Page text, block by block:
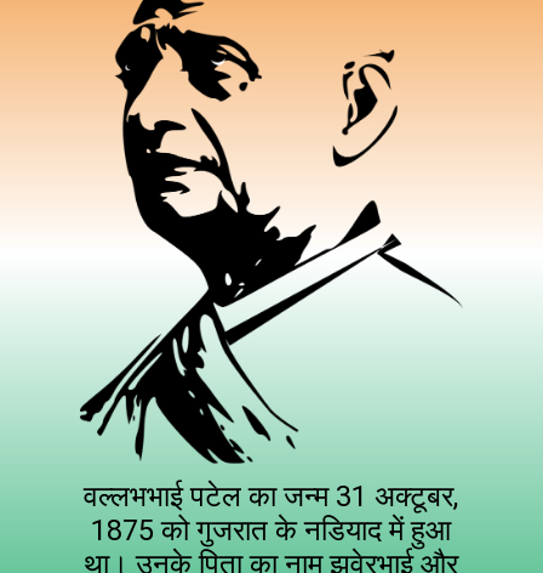
वल्लभभाई पटेल का जन्म 31 अक्टूबर,
1875 को गुजरात के नडियाद में हुआ
था। उनके पिता का नाम झवेरभाई और